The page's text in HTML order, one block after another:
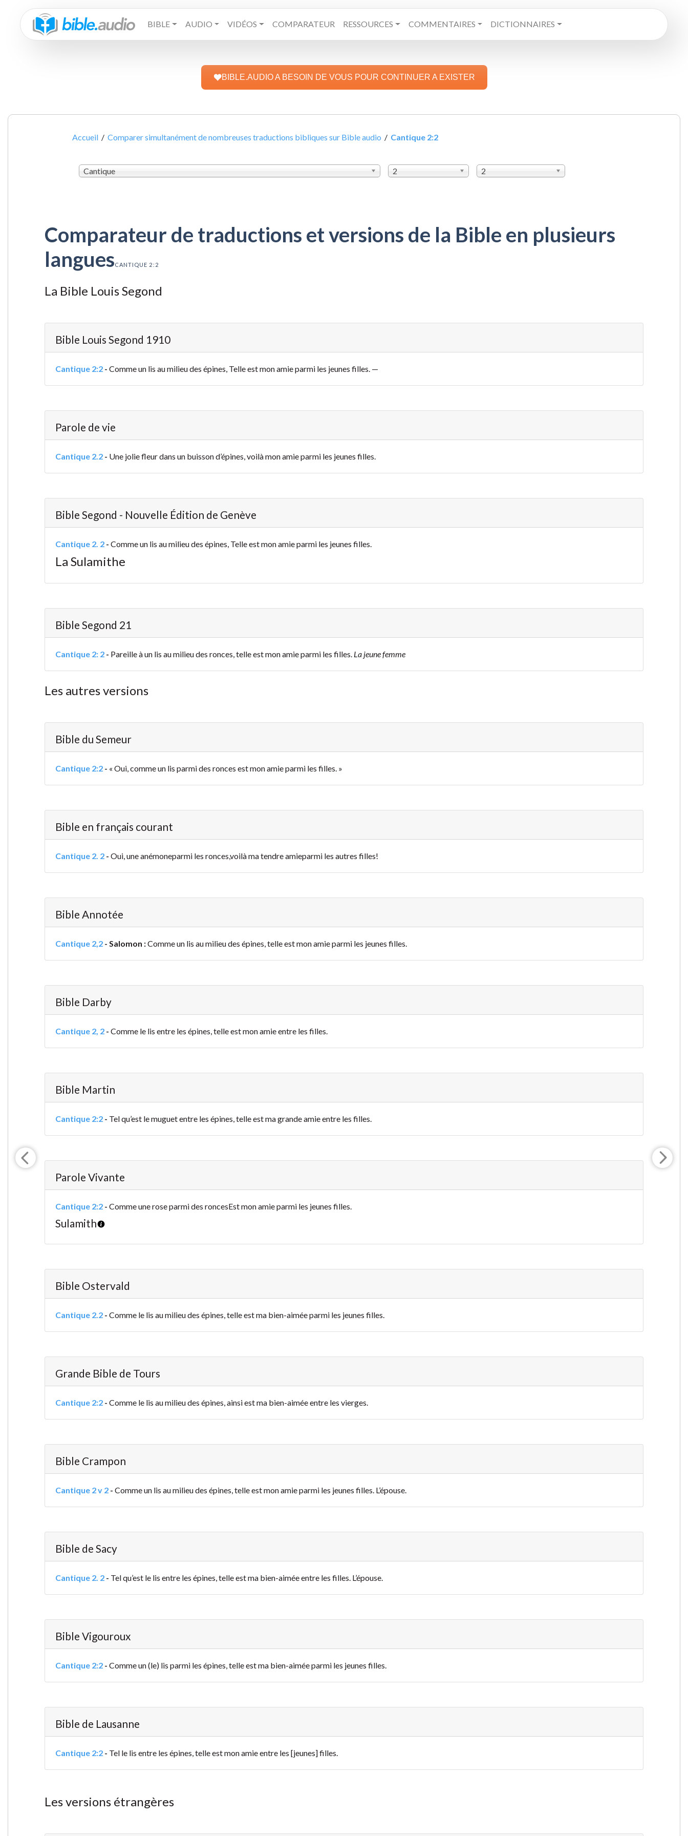
BIBLE AUDIO VIDÉOS COMPARATEUR RESSOURCES COMMENTAIRES DICTIONNAIRES
BIBLE.AUDIO A BESOIN DE VOUS POUR CONTINUER A EXISTER
Accueil /Comparer simultanément de nombreuses traductions bibliques sur Bible audio / Cantique 2:2
Cantique 2 2
Comparateur de traductions et versions de la Bible en plusieurs
languesCANTIQUE 2:2
La Bible Louis Segond
Bible Louis Segond 1910
Cantique 2:2- Comme un lis au milieu des épines, Telle est mon amie parmi les jeunes filles. —
Parole de vie
Cantique 2.2- Une jolie fleur dans un buisson d’épines,voilà mon amie parmi les jeunes filles.
Bible Segond - Nouvelle Édition de Genève
Cantique 2. 2- Comme un lis au milieu des épines, Telle est mon amie parmi les jeunes filles.
La Sulamithe
Bible Segond 21
Cantique 2: 2- Pareille à un lis au milieu des ronces, telle est mon amie parmi les filles. La jeune femme
Les autres versions
Bible du Semeur
Cantique 2:2- « Oui, comme un lis parmi des ronces est mon amie parmi les filles. »
Bible en français courant
Cantique 2. 2- Oui, une anémoneparmi les ronces,voilà ma tendre amieparmi les autres filles!
Bible Annotée
Cantique 2,2- Salomon :Comme un lis au milieu des épines, telle est mon amie parmi les jeunes filles.
Bible Darby
Cantique 2, 2- Comme le lis entre les épines, telle est mon amie entre les filles.
Bible Martin
Cantique 2:2- Tel qu’est le muguet entre les épines, telle est ma grande amie entre les filles.
Parole Vivante
Cantique 2:2- Comme une rose parmi des roncesEst mon amie parmi les jeunes filles.
Sulamith
Bible Ostervald
Cantique 2.2- Comme le lis au milieu des épines, telle est ma bien-aimée parmi les jeunes filles.
Grande Bible de Tours
Cantique 2:2- Comme le lis au milieu des épines, ainsi est ma bien-aimée entre les vierges.
Bible Crampon
Cantique 2 v 2- Comme un lis au milieu des épines, telle est mon amie parmi les jeunes filles. L’épouse.
Bible de Sacy
Cantique 2. 2- Tel qu’est le lis entre les épines, telle est ma bien-aimée entre les filles. L’épouse.
Bible Vigouroux
Cantique 2:2- Comme un (le) lis parmi les épines, telle est ma bien-aimée parmi les jeunes filles.
Bible de Lausanne
Cantique 2:2- Tel le lis entre les épines, telle est mon amie entre les [jeunes] filles.
Les versions étrangères